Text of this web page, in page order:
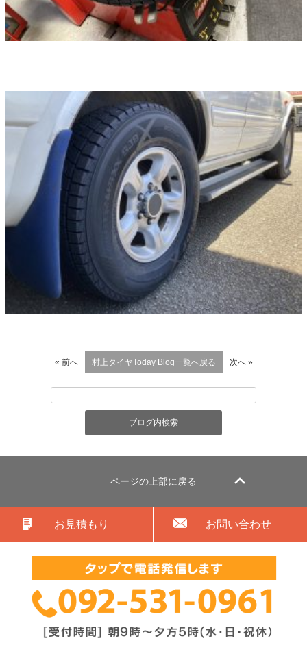
« 前へ 村上タイヤToday Blog一覧へ戻る 次へ »
ページの上部に戻る
お見積もり お問い合わせ